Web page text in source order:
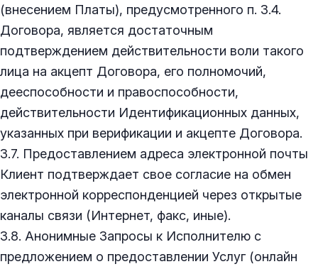
(внесением Платы), предусмотренного п. 3.4.
Договора, является достаточным
подтверждением действительности воли такого
лица на акцепт Договора, его полномочий,
дееспособности и правоспособности,
действительности Идентификационных данных,
указанных при верификации и акцепте Договора.
3.7. Предоставлением адреса электронной почты
Клиент подтверждает свое согласие на обмен
электронной корреспонденцией через открытые
каналы связи (Интернет, факс, иные).
3.8. Анонимные Запросы к Исполнителю с
предложением о предоставлении Услуг (онлайн